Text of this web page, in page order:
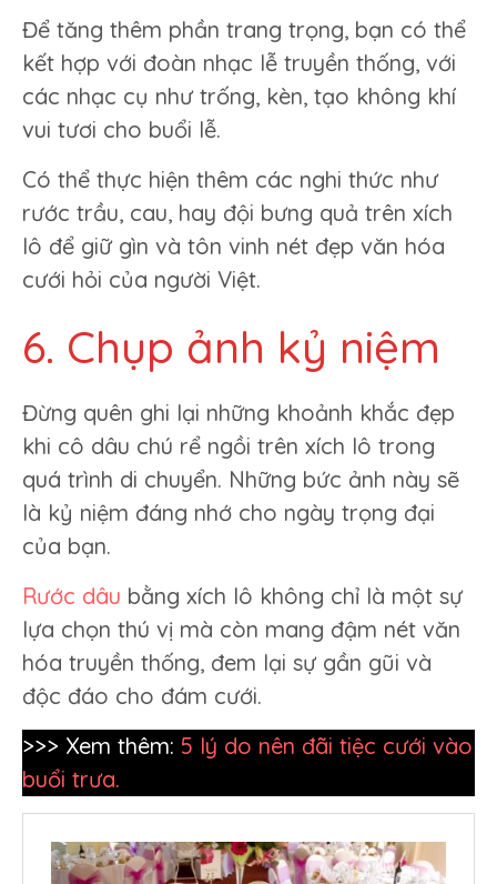
Để tăng thêm phần trang trọng, bạn có thể
kết hợp với đoàn nhạc lễ truyền thống, với
các nhạc cụ như trống, kèn, tạo không khí
vui tươi cho buổi lễ.
Có thể thực hiện thêm các nghi thức như
rước trầu, cau, hay đội bưng quả trên xích
lô để giữ gìn và tôn vinh nét đẹp văn hóa
cưới hỏi của người Việt.
6. Chụp ảnh kỷ niệm
Đừng quên ghi lại những khoảnh khắc đẹp
khi cô dâu chú rể ngồi trên xích lô trong
quá trình di chuyển. Những bức ảnh này sẽ
là kỷ niệm đáng nhớ cho ngày trọng đại
của bạn.
Rước dâu bằng xích lô không chỉ là một sự
lựa chọn thú vị mà còn mang đậm nét văn
hóa truyền thống, đem lại sự gần gũi và
độc đáo cho đám cưới.
>>> Xem thêm: 5 lý do nên đãi tiệc cưới vào
buổi trưa.